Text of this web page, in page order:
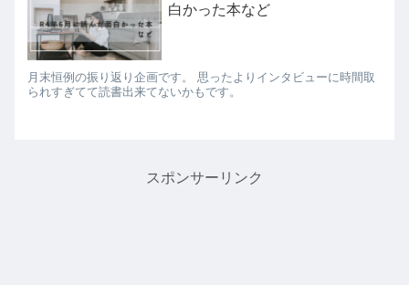
白かった本など
月末恒例の振り返り企画です。 思ったよりインタビューに時間取
られすぎてて読書出来てないかもです。
スポンサーリンク